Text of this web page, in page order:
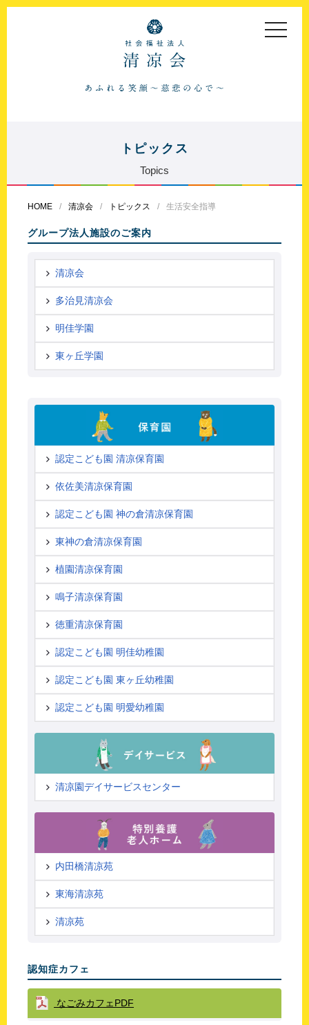
toggle
トピックス
Topics
HOME 清凉会 トピックス 生活安全指導
グループ法人施設のご案内
清凉会
多治見清凉会
明佳学園
東ヶ丘学園
認定こども園 清凉保育園
依佐美清凉保育園
認定こども園 神の倉清凉保育園
東神の倉清凉保育園
植園清凉保育園
鳴子清凉保育園
徳重清凉保育園
認定こども園 明佳幼稚園
認定こども園 東ヶ丘幼稚園
認定こども園 明愛幼稚園
清凉園デイサービスセンター
内田橋清凉苑
東海清凉苑
清凉苑
認知症カフェ
なごみカフェPDF